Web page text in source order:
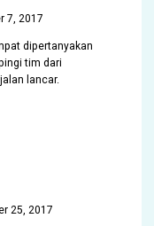
7, 2017
dipertanyakan
tim dari
lancar.
25, 2017